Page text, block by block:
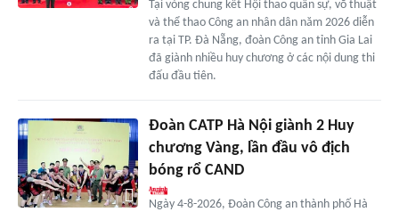
Tại vòng chung kết Hội thao quân sự, võ thuật
và thể thao Công an nhân dân năm 2026 diễn
ra tại TP. Đà Nẵng, đoàn Công an tỉnh Gia Lai
đã giành nhiều huy chương ở các nội dung thi
đấu đầu tiên.
Đoàn CATP Hà Nội giành 2 Huy
chương Vàng, lần đầu vô địch
bóng rổ CAND
Ngày 4-8-2026, Đoàn Công an thành phố Hà